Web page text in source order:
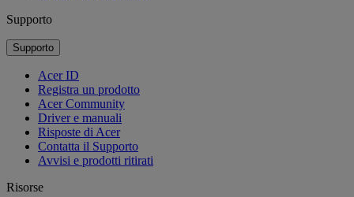
Supporto
Supporto
Acer ID
Registra un prodotto
Acer Community
Driver e manuali
Risposte di Acer
Contatta il Supporto
Avvisi e prodotti ritirati
Risorse